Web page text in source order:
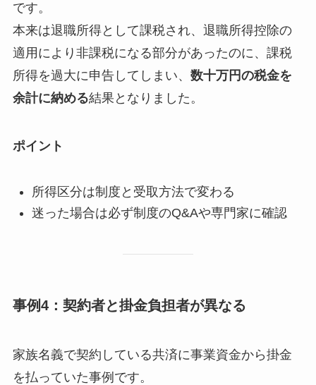
です。
本来は退職所得として課税され、退職所得控除の
適用により非課税になる部分があったのに、課税
所得を過大に申告してしまい、 数十万円の税金を
余計に納める結果となりました。
ポイント
所得区分は制度と受取方法で変わる
迷った場合は必ず制度のQ&Aや専門家に確認
事例4：契約者と掛金負担者が異なる
家族名義で契約している共済に事業資金から掛金
を払っていた事例です。